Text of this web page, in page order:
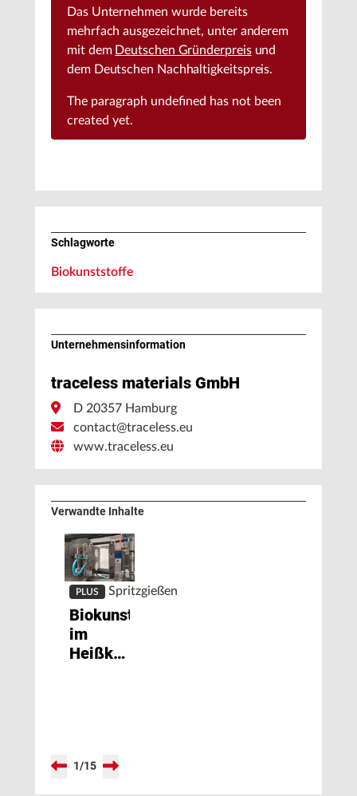
Das Unternehmen wurde bereits
mehrfach ausgezeichnet, unter anderem
mit dem Deutschen Gründerpreisund
dem Deutschen Nachhaltigkeitspreis.
The paragraph undefined has not been
created yet.
Schlagworte
Biokunststoffe
Unternehmens­information
traceless materials GmbH
D 20357 Hamburg
contact@traceless.eu
www.traceless.eu
Verwandte Inhalte
PLUS Spritzgießen
Biokunststoffe
im
Heißkanal
1/15